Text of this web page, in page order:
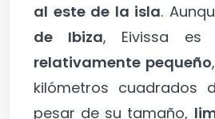
al este de la isla.
de Ibiza, Eivissa es
relativamente pequeño
kilómetros cuadrados
pesar de su tamaño,